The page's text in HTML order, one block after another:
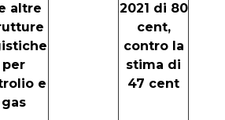
altre
per
e
gas
2021 di 80
cent,
contro la
stima di
47 cent